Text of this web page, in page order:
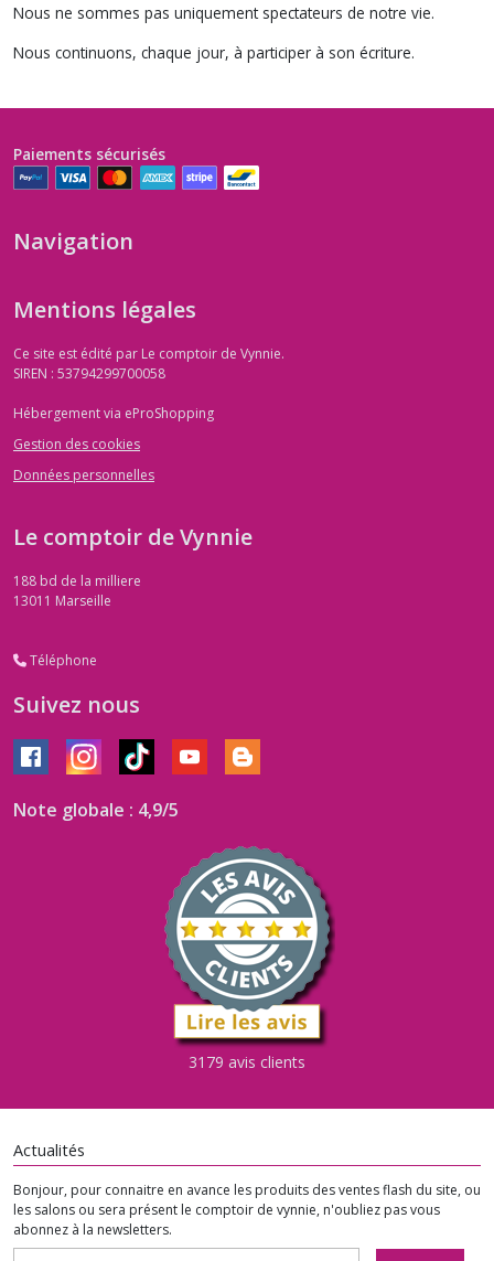
Nous ne sommes pas uniquement spectateurs de notre vie.
Nous continuons, chaque jour, à participer à son écriture.
Paiements sécurisés
Navigation
Mentions légales
Ce site est édité par Le comptoir de Vynnie.
SIREN : 53794299700058
Hébergement via eProShopping
Gestion des cookies
Données personnelles
Le comptoir de Vynnie
188 bd de la milliere
13011 Marseille
Téléphone
Suivez nous
Note globale : 4,9/5
3179 avis clients
Actualités
Bonjour, pour connaitre en avance les produits des ventes flash du site, ou
les salons ou sera présent le comptoir de vynnie, n'oubliez pas vous
abonnez à la newsletters.